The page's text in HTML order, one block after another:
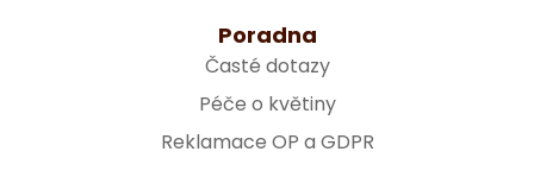
Poradna
Časté dotazy
Péče o květiny
Reklamace OP a GDPR